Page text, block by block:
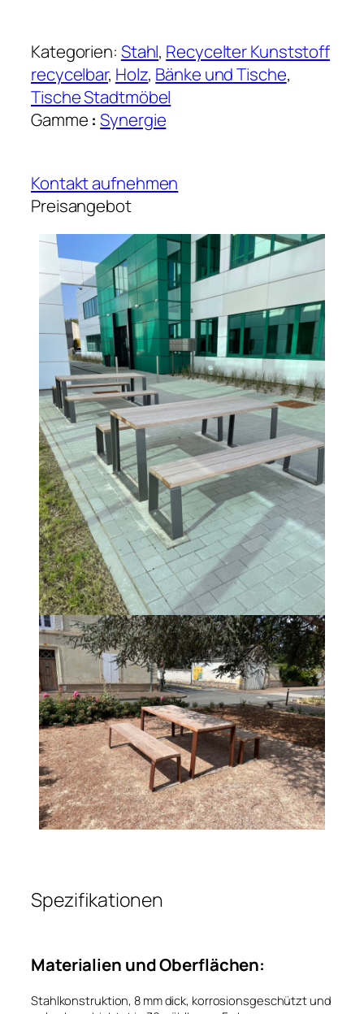
Kategorien: Stahl, Recycelter Kunststoff
recycelbar, Holz, Bänke und Tische
Tische Stadtmöbel
Gamme : Synergie
Kontakt aufnehmen
Preisangebot
Spezifikationen
Materialien und Oberflächen:
Stahlkonstruktion, 8 mm dick, korrosionsgeschützt und